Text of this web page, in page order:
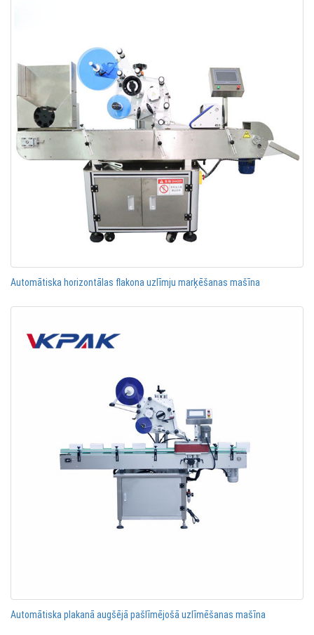
Automātiska horizontālas flakona uzlīmju marķēšanas mašīna
Automātiska plakanā augšējā pašlīmējošā uzlīmēšanas mašīna